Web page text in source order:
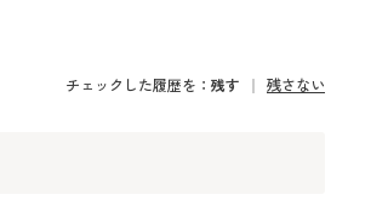
チェックした履歴を： 残す 残さない